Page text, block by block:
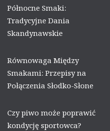
Północne Smaki:
Tradycyjne Dania
Skandynawskie
Równowaga Między
Smakami: Przepisy na
Połączenia Słodko-Słone
Czy piwo może poprawić
kondycję sportowca?